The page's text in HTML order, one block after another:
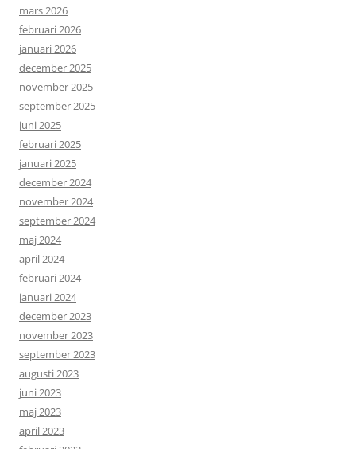
mars 2026
februari 2026
januari 2026
december 2025
november 2025
september 2025
juni 2025
februari 2025
januari 2025
december 2024
november 2024
september 2024
maj 2024
april 2024
februari 2024
januari 2024
december 2023
november 2023
september 2023
augusti 2023
juni 2023
maj 2023
april 2023